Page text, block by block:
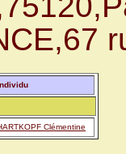
Clémentine